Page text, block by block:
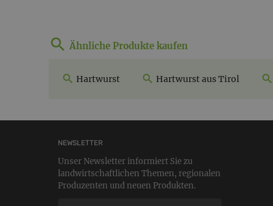
Ähnliche Produkte kaufen
Hartwurst Hartwurst aus Tirol
NEWSLETTER
Unser Newsletter informiert Sie zu
landwirtschaftlichen Themen, regionalen
Produzenten und neuen Produkten.